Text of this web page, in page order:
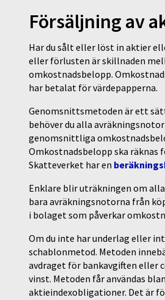
Försäljning av
Har du sålt eller löst in aktier
eller förlusten är skillnaden
omkostnadsbelopp.
har betalat för värdepapperna.
Genomsnittsmetoden är ett
behöver du alla
genomsnittliga
Omkostnadsbelopp ska räknas
Skatteverket har en
Enklare blir uträkningen om
bara avräkningsnotorna från
i bolaget som påverkar
Om du inte har underlag eller
schablonmetod. Metoden
avdraget för bankavgiften eller
vinst. Metoden får användas
aktieindexobligationer. Det är